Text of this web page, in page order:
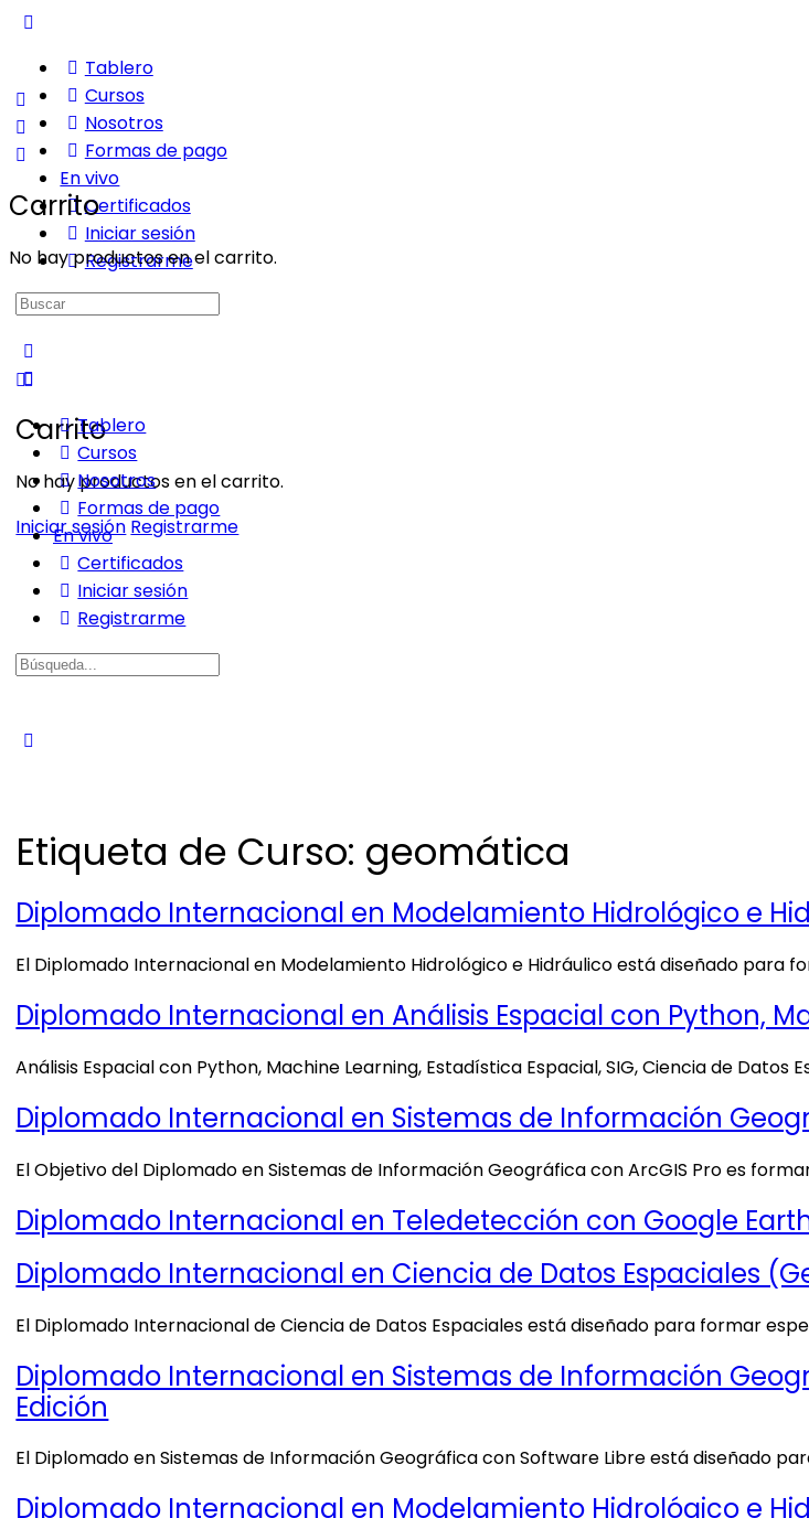
Tablero
Cursos
Nosotros
Formas de pago
En vivo
Certificados
Iniciar sesión
Registrarme
Carrito
No hay productos en el carrito.
Iniciar sesión Registrarme
Carrito
No hay productos en el carrito.
Buscar:
Tablero
Cursos
Nosotros
Formas de pago
En vivo
Certificados
Iniciar sesión
Registrarme
Buscar:
Etiqueta de Curso: geomática
Diplomado Internacional en Modelamiento Hidrológico e
El Diplomado Internacional en Modelamiento Hidrológico e Hidráulico está diseñado para
Diplomado Internacional en Análisis Espacial con Python,
Análisis Espacial con Python, Machine Learning, Estadística Espacial, SIG, Ciencia de Datos
Diplomado Internacional en Sistemas de Información
El Objetivo del Diplomado en Sistemas de Información Geográfica con ArcGIS Pro es
Diplomado Internacional en Teledetección con Google
Diplomado Internacional en Ciencia de Datos Espaciales
El Diplomado Internacional de Ciencia de Datos Espaciales está diseñado para formar
Diplomado Internacional en Sistemas de Información
Edición
El Diplomado en Sistemas de Información Geográfica con Software Libre está diseñado
Diplomado Internacional en Modelamiento Hidrológico e